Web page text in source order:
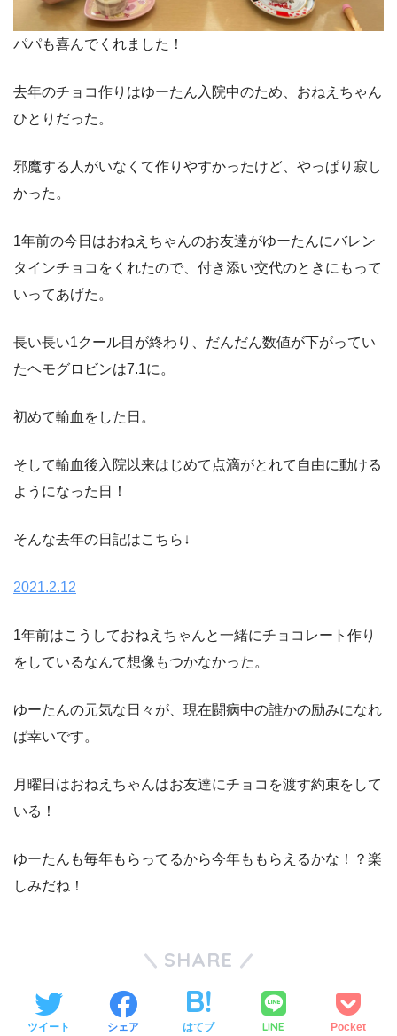
パパも喜んでくれました！
去年のチョコ作りはゆーたん入院中のため、おねえちゃん
ひとりだった。
邪魔する人がいなくて作りやすかったけど、やっぱり寂し
かった。
1年前の今日はおねえちゃんのお友達がゆーたんにバレン
タインチョコをくれたので、付き添い交代のときにもって
いってあげた。
長い長い1クール目が終わり、だんだん数値が下がってい
たヘモグロビンは7.1に。
初めて輸血をした日。
そして輸血後入院以来はじめて点滴がとれて自由に動ける
ようになった日！
そんな去年の日記はこちら↓
2021.2.12
1年前はこうしておねえちゃんと一緒にチョコレート作り
をしているなんて想像もつかなかった。
ゆーたんの元気な日々が、現在闘病中の誰かの励みになれ
ば幸いです。
月曜日はおねえちゃんはお友達にチョコを渡す約束をして
いる！
ゆーたんも毎年もらってるから今年ももらえるかな！？楽
しみだね！
SHARE
ツイート シェア はてブ LINE Pocket